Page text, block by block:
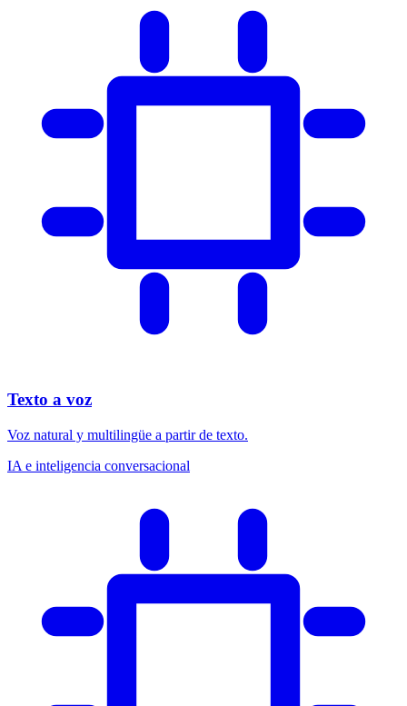
Texto a voz
Voz natural y multilingüe a partir de texto.
IA e inteligencia conversacional